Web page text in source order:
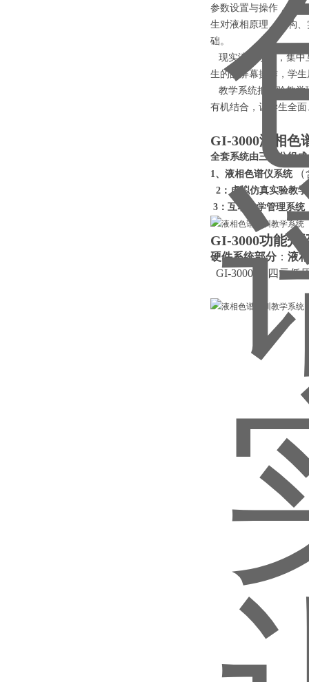
参数设置与操作，进
生对液相原理、结构
础。
现实液相系统，集中
生的的屏幕操作，学
教学系统把实验教学
有机结合，让学生全
GI-3000液相色
全套系统由三部分组成
1、液相色谱仪系统
2：虚拟仿真实验教
3： 互动教学管理系统
GI-3000功能介
硬件系统部分： 液
GI-3000-14四元低